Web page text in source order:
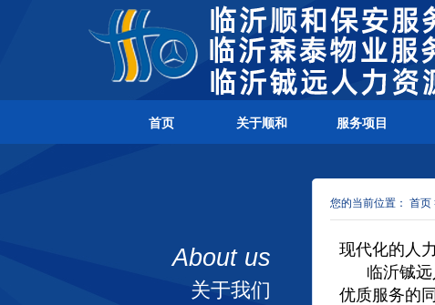
首页 关于顺和 服务项目
About us
关于我们
您的当前位置： 首页
现代化的人
临沂铖远
优质服务的